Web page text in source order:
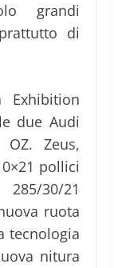
grandi
di
Exhibition
due Audi
Zeus,
pollici
30/21
ruota
tecnologia
nitura